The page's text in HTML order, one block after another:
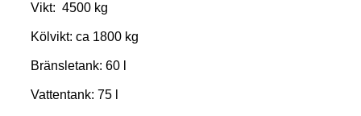
Vikt: 4500 kg
Kölvikt: ca 1800 kg
Bränsletank: 60 l
Vattentank: 75 l